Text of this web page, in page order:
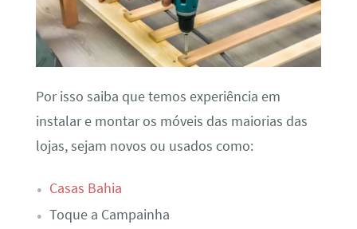
Por isso saiba que temos experiência em
instalar e montar os móveis das maiorias das
lojas, sejam novos ou usados como:
Casas Bahia
Toque a Campainha